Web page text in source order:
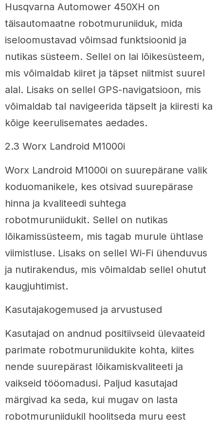
Husqvarna Automower 450XH on
täisautomaatne robotmuruniiduk, mida
iseloomustavad võimsad funktsioonid ja
nutikas süsteem. Sellel on lai lõikesüsteem,
mis võimaldab kiiret ja täpset niitmist suurel
alal. Lisaks on sellel GPS-navigatsioon, mis
võimaldab tal navigeerida täpselt ja kiiresti ka
kõige keerulisemates aedades.
2.3 Worx Landroid M1000i
Worx Landroid M1000i on suurepärane valik
koduomanikele, kes otsivad suurepärase
hinna ja kvaliteedi suhtega
robotmuruniidukit. Sellel on nutikas
lõikamissüsteem, mis tagab murule ühtlase
viimistluse. Lisaks on sellel Wi-Fi ühenduvus
ja nutirakendus, mis võimaldab sellel ohutut
kaugjuhtimist.
Kasutajakogemused ja arvustused
Kasutajad on andnud positiivseid ülevaateid
parimate robotmuruniidukite kohta, kiites
nende suurepärast lõikamiskvaliteeti ja
vaikseid tööomadusi. Paljud kasutajad
märgivad ka seda, kui mugav on lasta
robotmuruniidukil hoolitseda muru eest